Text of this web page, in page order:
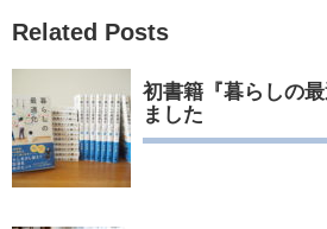
Related Posts
初書籍『暮らしの
ました